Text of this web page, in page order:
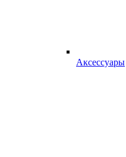
Аксессуары